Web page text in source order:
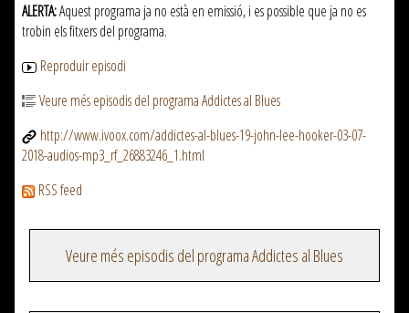
ALERTA:Aquest programa ja no està en emissió, i es possible que ja no es
trobin els fitxers del programa.
Reproduir episodi
Veure més episodis del programa Addictes al Blues
http://www.ivoox.com/addictes-al-blues-19-john-lee-hooker-03-07-
2018-audios-mp3_rf_26883246_1.html
RSS feed
Veure més episodis del programa Addictes al Blues